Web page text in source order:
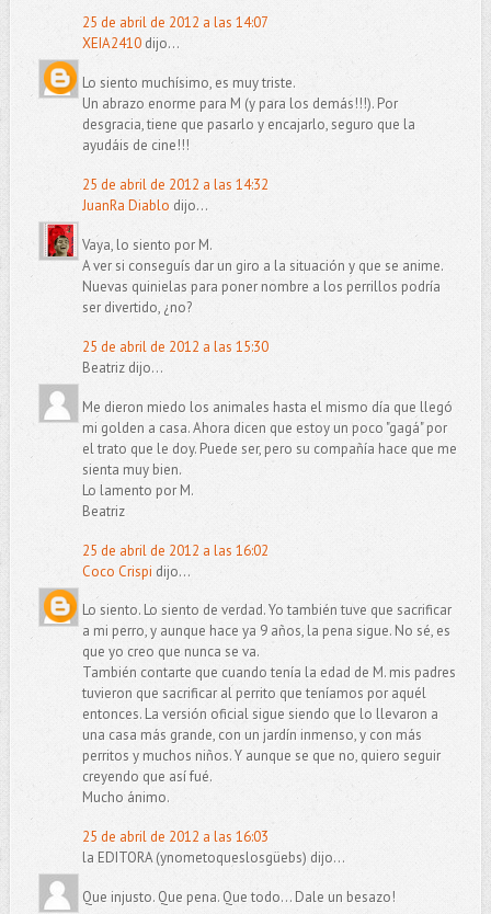
25 de abril de 2012 a las 14:07
XEIA2410dijo...
Lo siento muchísimo, es muy triste.
Un abrazo enorme para M (y para los demás!!!). Por
desgracia, tiene que pasarlo y encajarlo, seguro que la
ayudáis de cine!!!
25 de abril de 2012 a las 14:32
JuanRa Diablo dijo...
Vaya, lo siento por M.
A ver si conseguís dar un giro a la situación y que se anime.
Nuevas quinielas para poner nombre a los perrillos podría
ser divertido, ¿no?
25 de abril de 2012 a las 15:30
Beatriz dijo...
Me dieron miedo los animales hasta el mismo día que llegó
mi golden a casa. Ahora dicen que estoy un poco "gagá" por
el trato que le doy. Puede ser, pero su compañía hace que me
sienta muy bien.
Lo lamento por M.
Beatriz
25 de abril de 2012 a las 16:02
Coco Crispi dijo...
Lo siento. Lo siento de verdad. Yo también tuve que sacrificar
a mi perro, y aunque hace ya 9 años, la pena sigue. No sé, es
que yo creo que nunca se va.
También contarte que cuando tenía la edad de M. mis padres
tuvieron que sacrificar al perrito que teníamos por aquél
entonces. La versión oficial sigue siendo que lo llevaron a
una casa más grande, con un jardín inmenso, y con más
perritos y muchos niños. Y aunque se que no, quiero seguir
creyendo que así fué.
Mucho ánimo.
25 de abril de 2012 a las 16:03
la EDITORA (ynometoqueslosgüebs) dijo...
Que injusto. Que pena. Que todo... Dale un besazo!